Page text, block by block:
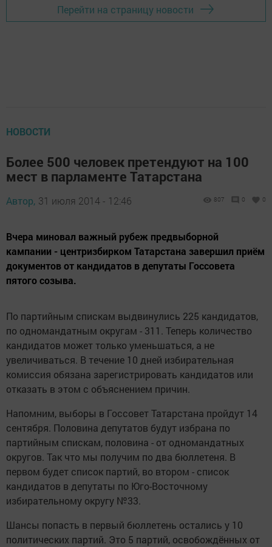
Перейти на страницу новости
НОВОСТИ
Более 500 человек претендуют на 100
мест в парламенте Татарстана
Автор, 31 июля 2014 - 12:46 807 0 0
Вчера миновал важный рубеж предвыборной
кампании - центризбирком Татарстана завершил приём
документов от кандидатов в депутаты Госсовета
пятого созыва.
По партийным спискам выдвинулись 225 кандидатов,
по одномандатным округам - 311. Теперь количество
кандидатов может только уменьшаться, а не
увеличиваться. В течение 10 дней избирательная
комиссия обязана зарегистрировать кандидатов или
отказать в этом с объяснением причин.
Напомним, выборы в Госсовет Татарстана пройдут 14
сентября. Половина депутатов будут избрана по
партийным спискам, половина - от одномандатных
округов. Так что мы получим по два бюллетеня. В
первом будет список партий, во втором - список
кандидатов в депутаты по Юго-Восточному
избирательному округу №33.
Шансы попасть в первый бюллетень остались у 10
политических партий. Это 5 партий, освобождённых от